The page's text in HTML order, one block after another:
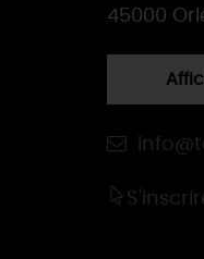
45000